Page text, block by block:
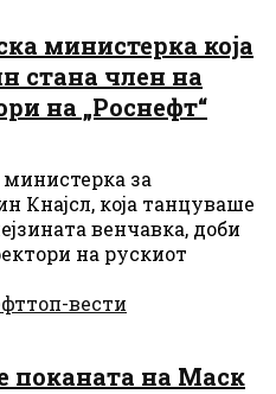
министерка која
стана член на
на „Роснефт“
за
Кнајсл, која танцуваше
венчавка, доби
на рускиот
топ-вести
поканата на Маск